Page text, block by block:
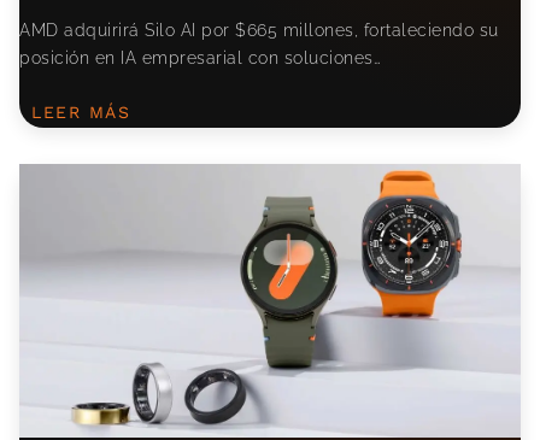
AMD adquirirá Silo AI por $665 millones, fortaleciendo su
posición en IA empresarial con soluciones…
LEER MÁS